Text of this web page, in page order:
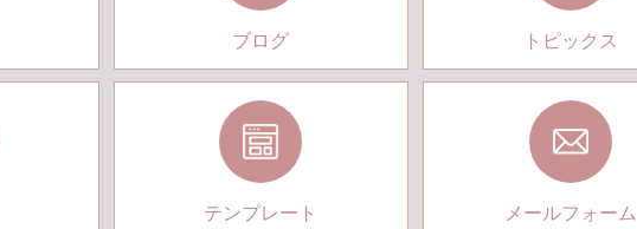
ブログ トピックス
テンプレート メールフォーム